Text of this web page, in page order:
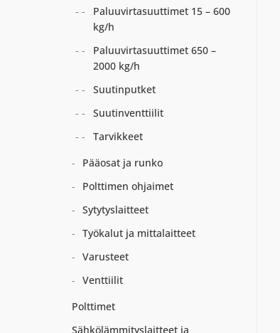
Paluuvirtasuuttimet 15 – 600
kg/h
Paluuvirtasuuttimet 650 –
2000 kg/h
Suutinputket
Suutinventtiilit
Tarvikkeet
Pääosat ja runko
Polttimen ohjaimet
Sytytyslaitteet
Työkalut ja mittalaitteet
Varusteet
Venttiilit
Polttimet
Sähkölämmityslaitteet ja